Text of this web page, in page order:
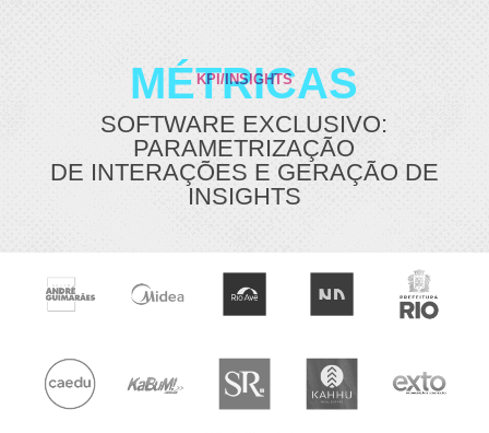
MÉTRICAS
KPI/INSIGHTS
SOFTWARE EXCLUSIVO:
PARAMETRIZAÇÃO
DE INTERAÇÕES E GERAÇÃO DE
INSIGHTS